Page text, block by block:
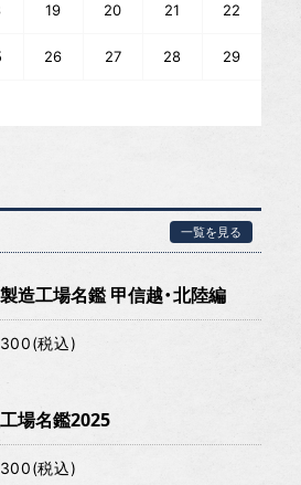
19 20 21 22
26 27 28 29
一覧を見る
造工場名鑑 甲信越・北陸編
税込)
場名鑑2025
税込)